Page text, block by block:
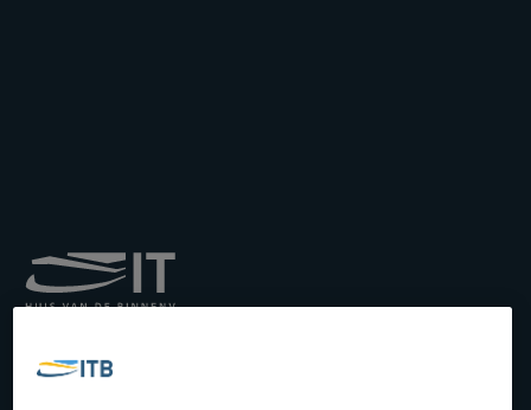
Transport par Batellerie